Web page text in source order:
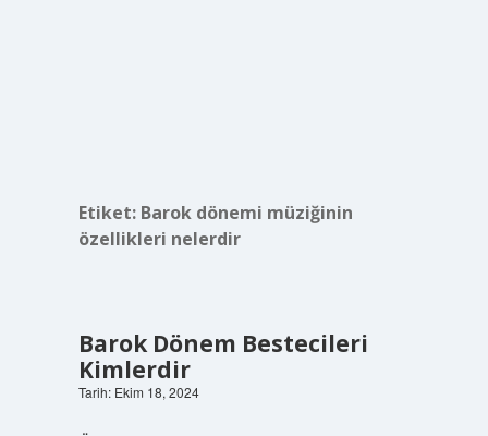
Etiket: Barok dönemi müziğinin
özellikleri nelerdir
Barok Dönem Bestecileri
Kimlerdir
Tarih: Ekim 18, 2024